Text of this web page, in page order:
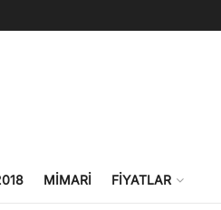
MIMARI FIYATLAR